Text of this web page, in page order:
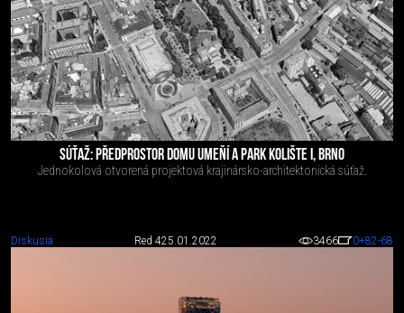
SÚŤAŽ: PŘEDPROSTOR DOMU UMEŇÍ A PARK KOLIŠTE I, BRNO
Jednokolová otvorená projektová krajinársko-architektonická súťaž.
Diskusia Red 425.01.2022 3466 0+82-68